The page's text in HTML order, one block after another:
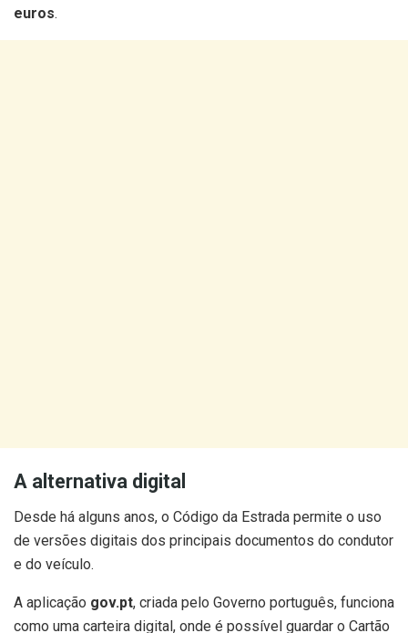
euros.
A alternativa digital
Desde há alguns anos, o Código da Estrada permite o uso
de versões digitais dos principais documentos do condutor
e do veículo.
A aplicação gov.pt, criada pelo Governo português, funciona
como uma carteira digital, onde é possível guardar o Cartão